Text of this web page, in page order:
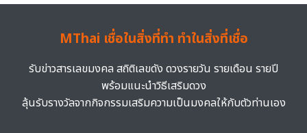
MThai เชื่อในสิ่งที่ทำ ทำในสิ่งที่เชื่อ
รับข่าวสารเลขมงคล สถิติเลขดัง ดวงรายวัน รายเดือน รายปี
พร้อมแนะนำวิธีเสริมดวง
ลุ้นรับรางวัลจากกิจกรรมเสริมความเป็นมงคลให้กับตัวท่านเอง